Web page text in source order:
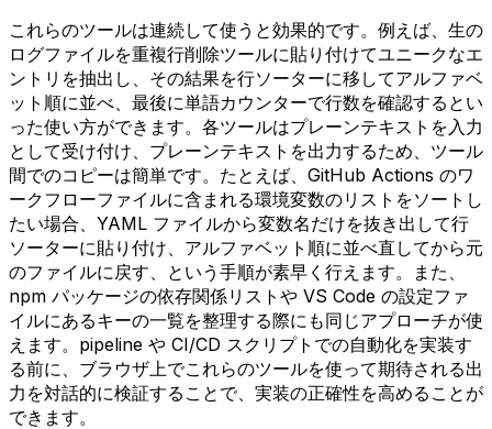
これらのツールは連続して使うと効果的です。例えば、生の
ログファイルを重複行削除ツールに貼り付けてユニークなエ
ントリを抽出し、その結果を行ソーターに移してアルファベ
ット順に並べ、最後に単語カウンターで行数を確認するとい
った使い方ができます。各ツールはプレーンテキストを入力
として受け付け、プレーンテキストを出力するため、ツール
間でのコピーは簡単です。たとえば、GitHub Actions のワ
ークフローファイルに含まれる環境変数のリストをソートし
たい場合、YAML ファイルから変数名だけを抜き出して行
ソーターに貼り付け、アルファベット順に並べ直してから元
のファイルに戻す、という手順が素早く行えます。また、
npm パッケージの依存関係リストや VS Code の設定ファ
イルにあるキーの一覧を整理する際にも同じアプローチが使
えます。pipeline や CI/CD スクリプトでの自動化を実装す
る前に、ブラウザ上でこれらのツールを使って期待される出
力を対話的に検証することで、実装の正確性を高めることが
できます。